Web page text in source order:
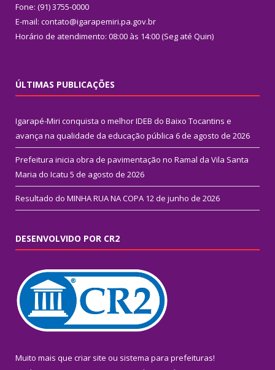
Fone: (91) 3755-0000
E-mail: contato@igarapemiri.pa.gov.br
Horário de atendimento: 08:00 às 14:00 (Seg até Quin)
ÚLTIMAS PUBLICAÇÕES
Igarapé-Miri conquista o melhor IDEB do Baixo Tocantins e
avança na qualidade da educação pública 6 de agosto de 2026
Prefeitura inicia obra de pavimentação no Ramal da Vila Santa
Maria do Icatu 5 de agosto de 2026
Resultado do MINHA RUA NA COPA 12 de junho de 2026
DESENVOLVIDO POR CR2
Muito mais que criar site ou sistema para prefeituras!